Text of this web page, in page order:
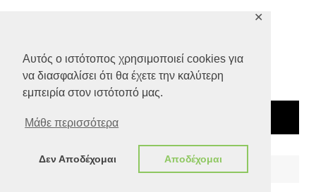
Αυτός ο ιστότοπος χρησιμοποιεί cookies για
να διασφαλίσει ότι θα έχετε την καλύτερη
εμπειρία στον ιστότοπό μας.
Μάθε περισσότερα
Δεν Αποδέχομαι Αποδέχομαι
✕
Παιδί ΦΙΛΙΑ-ΑΣΠΙΔΑ